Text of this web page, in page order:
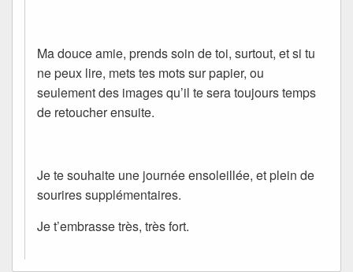
Ma douce amie, prends soin de toi, surtout, et si tu
ne peux lire, mets tes mots sur papier, ou
seulement des images qu’il te sera toujours temps
de retoucher ensuite.
Je te souhaite une journée ensoleillée, et plein de
sourires supplémentaires.
Je t’embrasse très, très fort.